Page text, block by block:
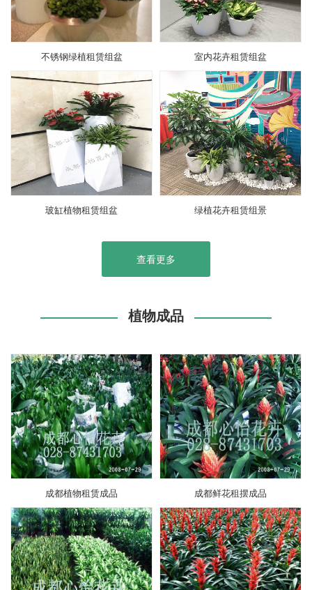
不锈钢绿植租赁组盆 室内花卉租赁组盆
玻缸植物租赁组盆 绿植花卉租赁组景
查看更多
植物成品
成都植物租赁成品 成都鲜花租摆成品